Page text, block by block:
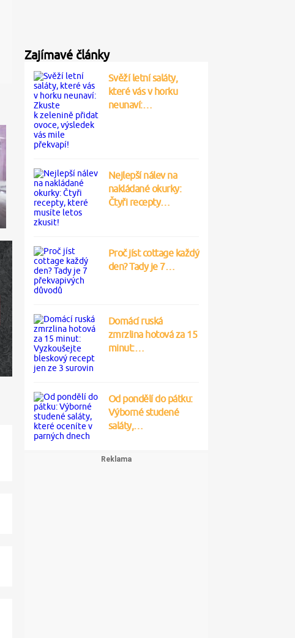
Zajímavé články
Svěží letní saláty,
které vás v horku
neunaví:…
Nejlepší nálev na
nakládané okurky:
Čtyři recepty…
Proč jíst cottage každý
den? Tady je 7…
Domácí ruská
zmrzlina hotová za 15
minut:…
Od pondělí do pátku:
Výborné studené
saláty,…